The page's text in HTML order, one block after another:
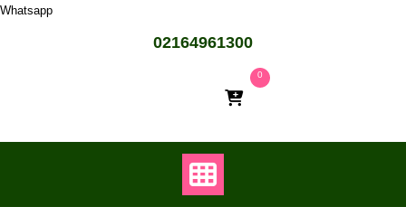
Whatsapp
02164961300
0